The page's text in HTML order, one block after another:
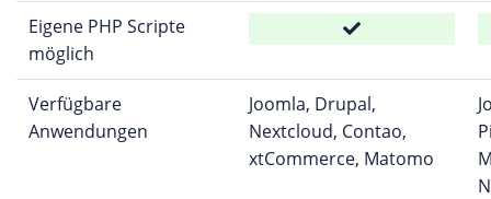
Eigene PHP Scripte
möglich
Verfügbare
Anwendungen
Joomla, Drupal,
Nextcloud, Contao,
xtCommerce, Matomo